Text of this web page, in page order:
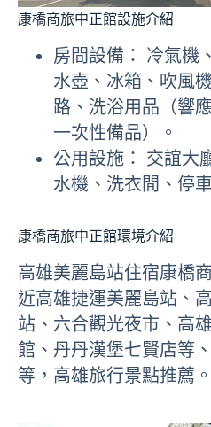
康橋商旅中正館設施介紹
房間設備： 冷氣機
水壺、冰箱、吹風
路、洗浴用品（響
一次性備品）。
公用設施： 交誼大
水機、洗衣間、停
康橋商旅中正館環境介紹
高雄美麗島站住宿康橋
近高雄捷運美麗島站、
站、六合觀光夜市、高
館、丹丹漢堡七賢店等
等，高雄旅行景點推薦。